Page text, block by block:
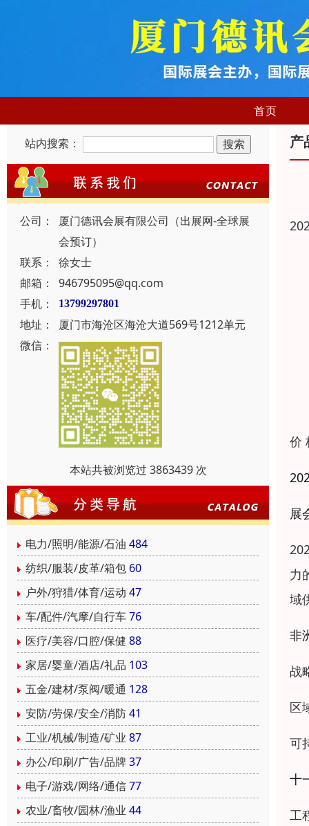
首页
站内搜索：
公司：
厦门德讯会展有限公司（出展网-全球展
会预订）
联系：
徐女士
邮箱：
946795095@qq.com
手机：
13799297801
地址：
厦门市海沧区海沧大道569号1212单元
微信：
本站共被浏览过 3863439 次
电力/照明/能源/石油 484
纺织/服装/皮革/箱包 60
户外/狩猎/体育/运动 47
车/配件/汽摩/自行车76
医疗/美容/口腔/保健 88
家居/婴童/酒店/礼品 103
五金/建材/泵阀/暖通 128
安防/劳保/安全/消防41
工业/机械/制造/矿业 87
办公/印刷/广告/品牌37
电子/游戏/网络/通信77
农业/畜牧/园林/渔业 44
产
价
展
力
域
非
战
区
可
十
工